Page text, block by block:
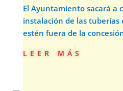
El Ayuntamiento sacará a
instalación de las tuberías
estén fuera de la
leer más